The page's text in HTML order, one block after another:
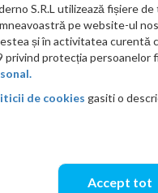
S.R.L utilizează fișiere
pe website-ul
și în activitatea curentă
privind protecția persoanelor
de cookies gasiti o
Accept tot